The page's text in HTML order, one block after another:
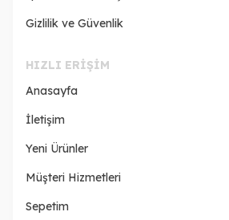
Gizlilik ve Güvenlik
HIZLI ERIŞIM
Anasayfa
İletişim
Yeni Ürünler
Müşteri Hizmetleri
Sepetim